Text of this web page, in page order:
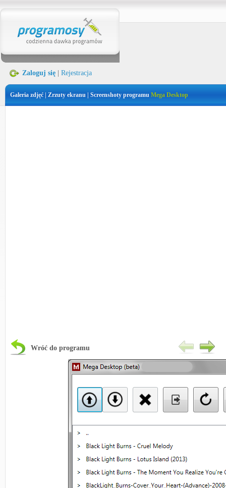
Zaloguj się Rejestracja
Galeria zdjęć | Zrzuty ekranu | Screenshoty programu Mega Desktop
Wróć do programu